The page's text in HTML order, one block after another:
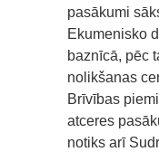
pasākumi
Ekumenisko
baznīcā, pēc
nolikšanas
Brīvības
atceres
notiks arī